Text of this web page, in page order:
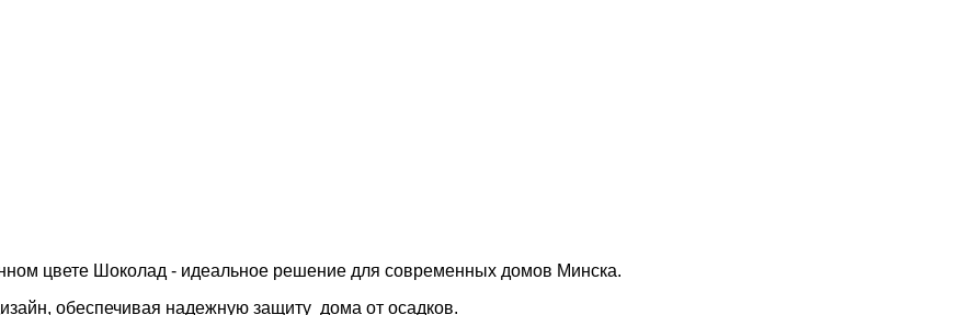
цвете Шоколад - идеальное решение для современных домов Минска.
обеспечивая надежную защиту дома от осадков.